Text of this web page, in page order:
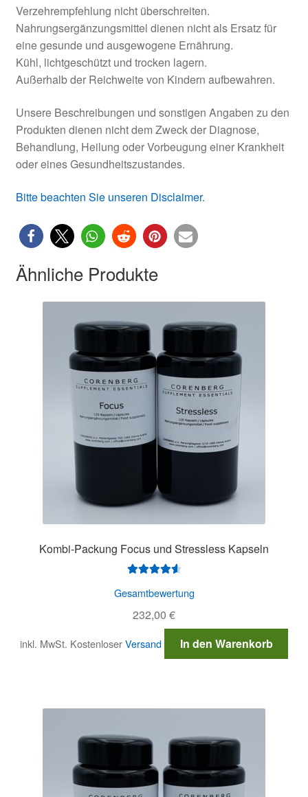
Verzehrempfehlung nicht überschreiten.
Nahrungsergänzungsmittel dienen nicht als Ersatz für
eine gesunde und ausgewogene Ernährung.
Kühl, lichtgeschützt und trocken lagern.
Außerhalb der Reichweite von Kindern aufbewahren.
Unsere Beschreibungen und sonstigen Angaben zu den
Produkten dienen nicht dem Zweck der Diagnose,
Behandlung, Heilung oder Vorbeugung einer Krankheit
oder eines Gesundheitszustandes.
Bitte beachten Sie unseren Disclaimer.
Ähnliche Produkte
Kombi-Packung Focus und Stressless Kapseln
mit4.67
von 5
Gesamtbewertung
232,00 €
inkl. MwSt. KostenloserVersand In den Warenkorb